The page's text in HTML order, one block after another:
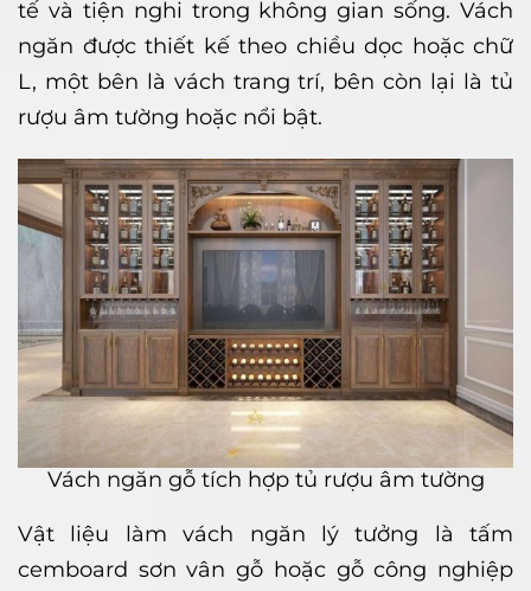
tế và tiện nghi trong không gian sống. Vách
ngăn được thiết kế theo chiều dọc hoặc chữ
L, một bên là vách trang trí, bên còn lại là tủ
rượu âm tường hoặc nổi bật.
Vách ngăn gỗ tích hợp tủ rượu âm tường
Vật liệu làm vách ngăn lý tưởng là tấm
cemboard sơn vân gỗ hoặc gỗ công nghiệp